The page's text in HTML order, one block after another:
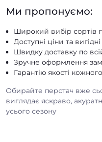
Ми пропонуємо:
Широкий вибір сортів
Доступні ціни та
Швидку доставку по
Зручне оформлення
Гарантію якості
Обирайте перстач вже
виглядає яскраво,
усього сезону